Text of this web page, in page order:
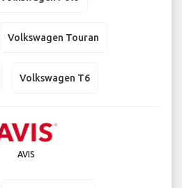
Volkswagen Touran
Volkswagen T6
AVIS